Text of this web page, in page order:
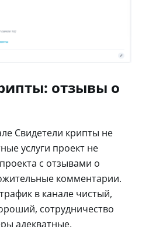
отзывы о
Свидетели крипты не
услуги проект не
с отзывами о
комментарии.
в канале чистый,
сотрудничество
адекватные.